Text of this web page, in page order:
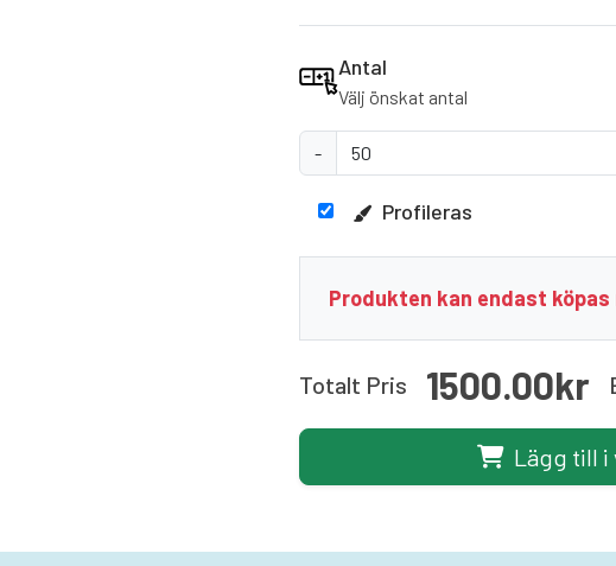
Antal
Välj önskat antal
-
Profileras
Produkten kan endast
Totalt Pris 1500.00kr
Lägg till i